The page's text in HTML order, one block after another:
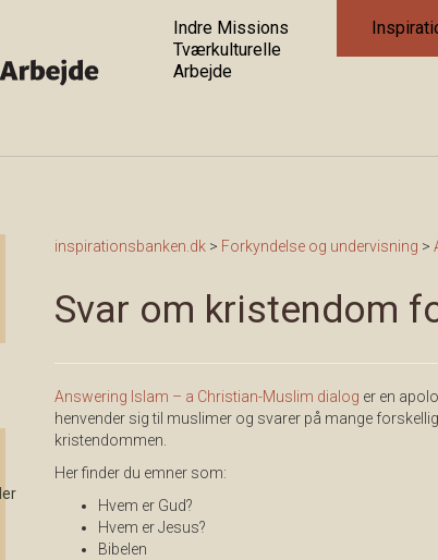
Indre Missions
Tværkulturelle
Arbejde
inspirationsbanken.dk> Forkyndelse og undervisning >
Svar om kristendom
Answering Islam – a Christian-Muslim dialog er en
henvender sig til muslimer og svarer på mange
kristendommen.
Her finder du emner som:
Hvem er Gud?
Hvem er Jesus?
Bibelen